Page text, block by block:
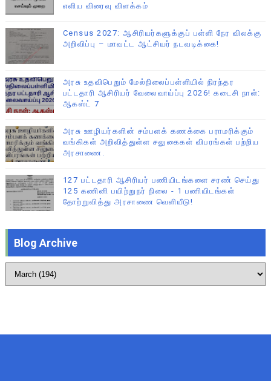
எளிய விரைவு விளக்கம்
Census 2027: ஆசிரியர்களுக்குப் பள்ளி நேர விலக்கு
அறிவிப்பு – மாவட்ட ஆட்சியர் நடவடிக்கை!
அரசு உதவிபெறும் மேல்நிலைப்பள்ளியில் நிரந்தர
பட்டதாரி ஆசிரியர் வேலைவாய்ப்பு 2026! கடைசி நாள்:
ஆகஸ்ட் 7
அரசு ஊழியர்களின் சம்பளக் கணக்கை பராமரிக்கும்
வங்கிகள் அறிவித்துள்ள சலுகைகள் விபரங்கள் பற்றிய
அரசாணை.
127 பட்டதாரி ஆசிரியர் பணியிடங்களை சரண் செய்து
125 கணினி பயிற்றுநர் நிலை - 1 பணியிடங்கள்
தோற்றுவித்து அரசாணை வெளியீடு!
Blog Archive